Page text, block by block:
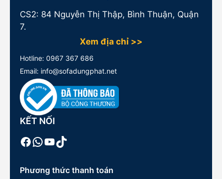
CS2: 84 Nguyễn Thị Thập, Bình Thuận, Quận
7.
Xem địa chỉ >>
Hotline: 0967 367 686
Email: info@sofadungphat.net
KẾT NỐI
Facebook
WhatsApp
Youtube
TikTok
Phương thức thanh toán